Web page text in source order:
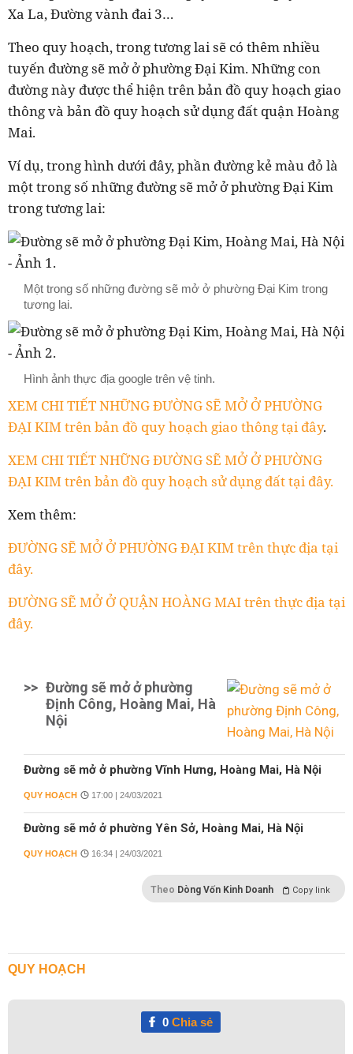
Xa La, Đường vành đai 3…
Theo quy hoạch, trong tương lai sẽ có thêm nhiều
tuyến đường sẽ mở ở phường Đại Kim. Những con
đường này được thể hiện trên bản đồ quy hoạch giao
thông và bản đồ quy hoạch sử dụng đất quận Hoàng
Mai.
Ví dụ, trong hình dưới đây, phần đường kẻ màu đỏ là
một trong số những đường sẽ mở ở phường Đại Kim
trong tương lai:
Một trong số những đường sẽ mở ở phường Đại Kim trong
tương lai.
Hình ảnh thực địa google trên vệ tinh.
XEM CHI TIẾT NHỮNG ĐƯỜNG SẼ MỞ Ở PHƯỜNG
ĐẠI KIM trên bản đồ quy hoạch giao thông tại đây.
XEM CHI TIẾT NHỮNG ĐƯỜNG SẼ MỞ Ở PHƯỜNG
ĐẠI KIM trên bản đồ quy hoạch sử dụng đất tại đây.
Xem thêm:
ĐƯỜNG SẼ MỞ Ở PHƯỜNG ĐẠI KIM trên thực địa tại
đây.
ĐƯỜNG SẼ MỞ Ở QUẬN HOÀNG MAI trên thực địa tại
đây.
>> Đường sẽ mở ở phường
Định Công, Hoàng Mai, Hà
Nội
Đường sẽ mở ở phường Vĩnh Hưng, Hoàng Mai, Hà Nội
QUY HOẠCH 17:00 | 24/03/2021
Đường sẽ mở ở phường Yên Sở, Hoàng Mai, Hà Nội
QUY HOẠCH 16:34 | 24/03/2021
Theo Dòng Vốn Kinh Doanh Copy link
QUY HOẠCH
0Chia sẻ